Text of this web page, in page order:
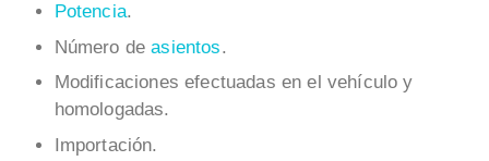
Potencia.
Número deasientos.
Modificaciones efectuadas en el vehículo y
homologadas.
Importación.